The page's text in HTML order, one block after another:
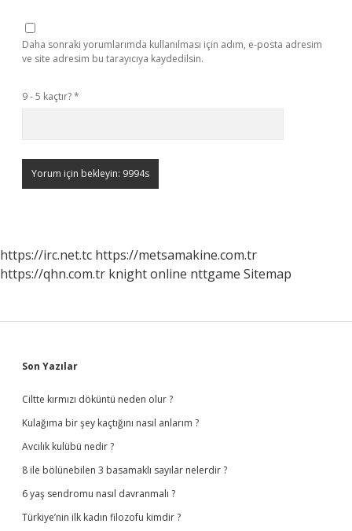
Daha sonraki yorumlarımda kullanılması için adım, e-posta adresim
ve site adresim bu tarayıcıya kaydedilsin.
9 - 5 kaçtır?*
https://irc.net.tc https://metsamakine.com.tr
https://qhn.com.tr knight online nttgame Sitemap
Sidebar
Son Yazılar
Ciltte kırmızı döküntü neden olur ?
Kulağıma bir şey kaçtığını nasıl anlarım ?
Avcılık kulübü nedir ?
8 ile bölünebilen 3 basamaklı sayılar nelerdir ?
6 yaş sendromu nasıl davranmalı ?
Türkiye’nin ilk kadın filozofu kimdir ?